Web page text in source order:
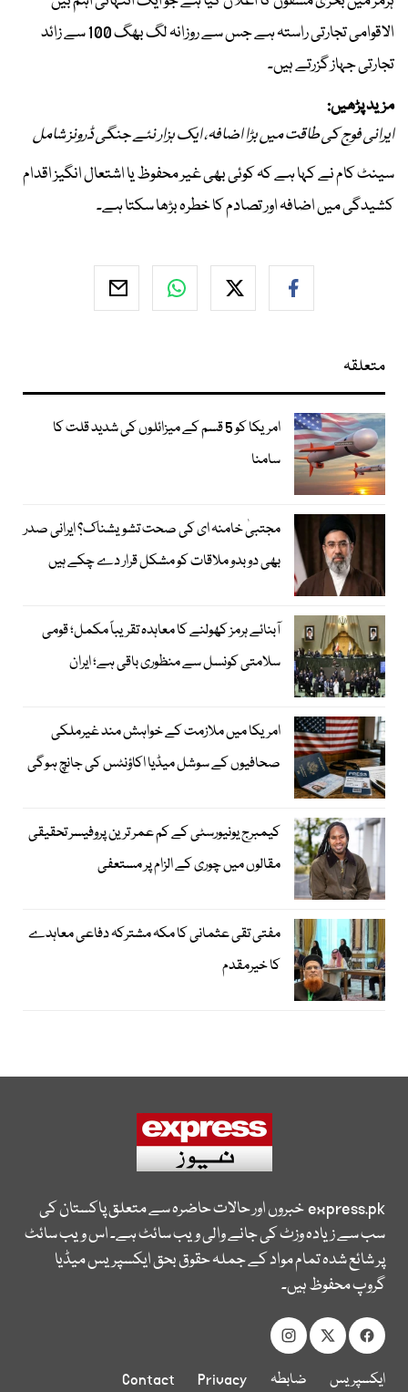
الاقوامی تجارتی راستہ ہے جس سے روزانہ لگ بھگ 100 سے زائد
تجارتی جہاز گزرتے ہیں۔
مزید پڑھیں:
ایرانی فوج کی طاقت میں بڑا اضافہ، ایک ہزار نئے جنگی ڈرونز شامل
سینٹ کام نے کہا ہے کہ کوئی بھی غیر محفوظ یا اشتعال انگیز اقدام
کشیدگی میں اضافہ اور تصادم کا خطرہ بڑھا سکتا ہے۔
متعلقہ
امریکا کو 5 قسم کے میزائلوں کی شدید قلت کا
سامنا
مجتبیٰ خامنہ ای کی صحت تشویشناک؟ ایرانی صدر
بھی دوبدو ملاقات کو مشکل قرار دے چکے ہیں
آبنائے ہرمز کھولنے کا معاہدہ تقریباً مکمل؛ قومی
سلامتی کونسل سے منظوری باقی ہے؛ ایران
امریکا میں ملازمت کے خواہش مند غیرملکی
صحافیوں کے سوشل میڈیا اکاؤنٹس کی جانچ ہوگی
کیمبرج یونیورسٹی کے کم عمر ترین پروفیسر تحقیقی
مقالوں میں چوری کے الزام پر مستعفی
مفتی تقی عثمانی کا مکہ مشترکہ دفاعی معاہدے
کا خیرمقدم
express.pkخبروں اور حالات حاضرہ سے متعلق پاکستان کی
سب سے زیادہ وزٹ کی جانے والی ویب سائٹ ہے۔ اس ویب سائٹ
پر شائع شدہ تمام مواد کے جملہ حقوق بحق ایکسپریس میڈیا
گروپ محفوظ ہیں۔
ایکسپریس
ضابطہ
Privacy
Contact